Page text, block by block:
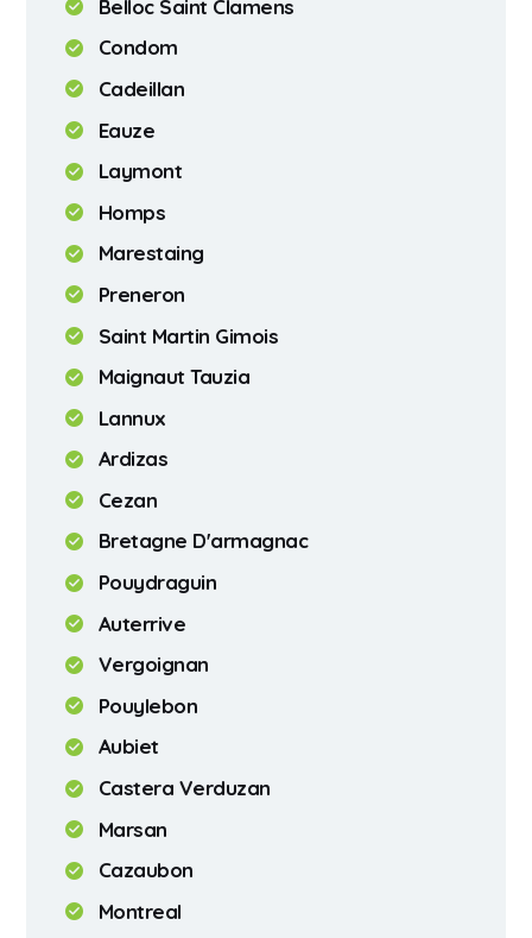
Belloc Saint Clamens
Condom
Cadeillan
Eauze
Laymont
Homps
Marestaing
Preneron
Saint Martin Gimois
Maignaut Tauzia
Lannux
Ardizas
Cezan
Bretagne D'armagnac
Pouydraguin
Auterrive
Vergoignan
Pouylebon
Aubiet
Castera Verduzan
Marsan
Cazaubon
Montreal